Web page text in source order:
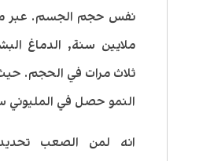
نفس حجم الجسم. عبر
ملايين سنة, الدماغ
ثلاث مرات في الحجم.
النمو حصل في المليوني
انه لمن الصعب